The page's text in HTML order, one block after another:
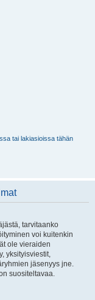
tai lakiasioissa tähän
tarvitaanko
voi kuitenkin
ole vieraiden
yksityisviestit,
jäsenyys jne.
suositeltavaa.